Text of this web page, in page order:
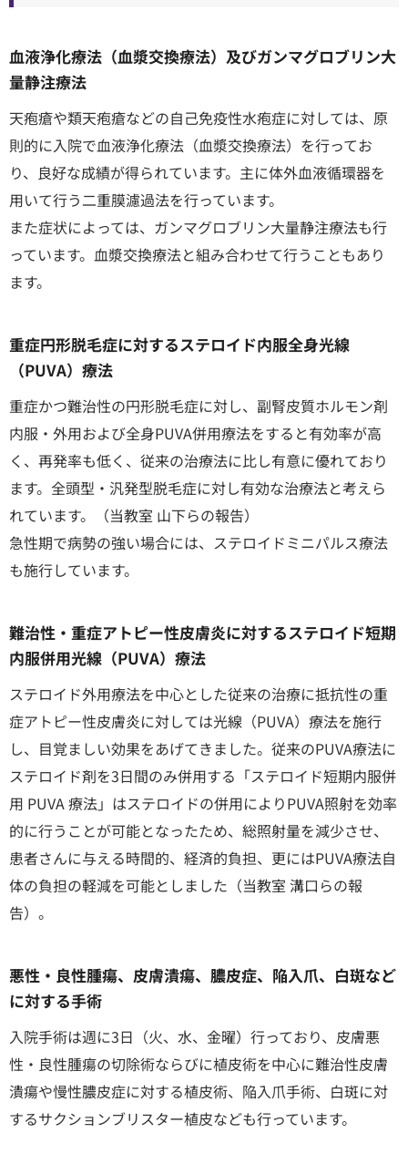
血液浄化療法（血漿交換療法）及びガンマグロブリン大
量静注療法
天疱瘡や類天疱瘡などの自己免疫性水疱症に対しては、原
則的に入院で血液浄化療法（血漿交換療法）を行ってお
り、良好な成績が得られています。主に体外血液循環器を
用いて行う二重膜濾過法を行っています。
また症状によっては、ガンマグロブリン大量静注療法も行
っています。血漿交換療法と組み合わせて行うこともあり
ます。
重症円形脱毛症に対するステロイド内服全身光線
（PUVA）療法
重症かつ難治性の円形脱毛症に対し、副腎皮質ホルモン剤
内服・外用および全身PUVA併用療法をすると有効率が高
く、再発率も低く、従来の治療法に比し有意に優れており
ます。全頭型・汎発型脱毛症に対し有効な治療法と考えら
れています。（当教室 山下らの報告）
急性期で病勢の強い場合には、ステロイドミニパルス療法
も施行しています。
難治性・重症アトピー性皮膚炎に対するステロイド短期
内服併用光線（PUVA）療法
ステロイド外用療法を中心とした従来の治療に抵抗性の重
症アトピー性皮膚炎に対しては光線（PUVA）療法を施行
し、目覚ましい効果をあげてきました。従来のPUVA療法に
ステロイド剤を3日間のみ併用する「ステロイド短期内服併
用 PUVA 療法」はステロイドの併用によりPUVA照射を効率
的に行うことが可能となったため、総照射量を減少させ、
患者さんに与える時間的、経済的負担、更にはPUVA療法自
体の負担の軽減を可能としました（当教室 溝口らの報
告）。
悪性・良性腫瘍、皮膚潰瘍、膿皮症、陥入爪、白斑など
に対する手術
入院手術は週に3日（火、水、金曜）行っており、皮膚悪
性・良性腫瘍の切除術ならびに植皮術を中心に難治性皮膚
潰瘍や慢性膿皮症に対する植皮術、陥入爪手術、白斑に対
するサクションブリスター植皮なども行っています。